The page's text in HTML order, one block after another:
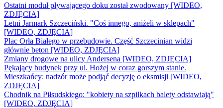
Ostatni moduł pływającego doku został zwodowany [WIDEO,
ZDJĘCIA]
Letni Jarmark Szczeciński. "Coś innego, aniżeli w sklepach"
[WIDEO, ZDJĘCIA]
Plac Orła Białego w przebudowie. Część Szczecinian widzi
głównie beton [WIDEO, ZDJĘCIA]
Zmiany drogowe na ulicy Andersena [WIDEO, ZDJĘCIA]
Pękający budynek przy ul. Hożej w coraz gorszym stanie.
Mieszkańcy: nadzór może podjąć decyzję o eksmisji [WIDEO,
ZDJĘCIA]
Chodnik na Piłsudskiego: "kobiety na szpilkach balety odstawiają"
[WIDEO, ZDJĘCIA]